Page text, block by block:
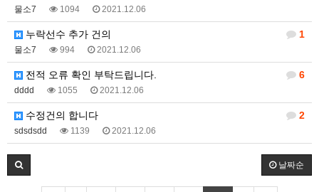
물소7 1094 2021.12.06
1
누락선수 추가 건의
물소7 994 2021.12.06
6
전적 오류 확인 부탁드립니다.
dddd 1055 2021.12.06
2
수정건의 합니다
sdsdsdd 1139 2021.12.06
날짜순